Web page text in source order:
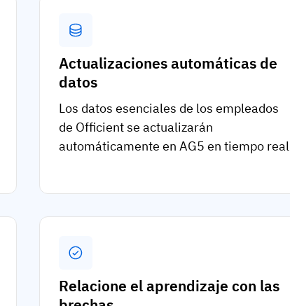
Actualizaciones automáticas de
datos
Los datos esenciales de los empleados
de Officient se actualizarán
automáticamente en AG5 en tiempo real
Relacione el aprendizaje con las